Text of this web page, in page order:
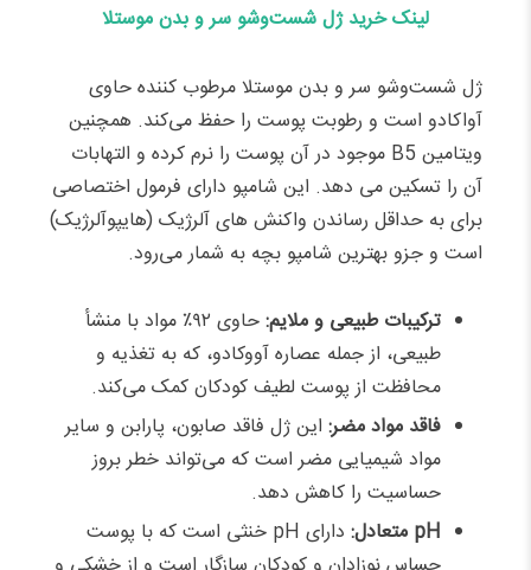
لینک خرید ژل شست‌وشو سر و بدن موستلا
ژل شست‌وشو سر و بدن موستلا مرطوب کننده حاوی
آواکادو است و رطوبت پوست را حفظ می‌کند. همچنین
ویتامین B5 موجود در آن پوست را نرم کرده و التهابات
آن را تسکین مى دهد. این شامپو دارای فرمول اختصاصى
براى به حداقل رساندن واکنش هاى آلرژیک (هایپوآلرژیک)
است و جزو بهترین شامپو بچه به شمار می‌رود.
ترکیبات طبیعی و ملایم:
حاوی ۹۲٪ مواد با منشأ
طبیعی، از جمله عصاره آووکادو، که به تغذیه و
محافظت از پوست لطیف کودکان کمک می‌کند.​
فاقد مواد مضر: این ژل فاقد صابون، پارابن و سایر
مواد شیمیایی مضر است که می‌تواند خطر بروز
حساسیت را کاهش دهد.​
pH متعادل:
دارای pH خنثی است که با پوست